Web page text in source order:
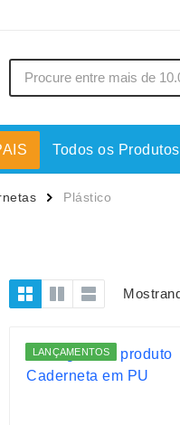
Casa
Chapéus
Conjuntos Executivos
Todos os Produtos
Plástico
LANÇAMENTOS